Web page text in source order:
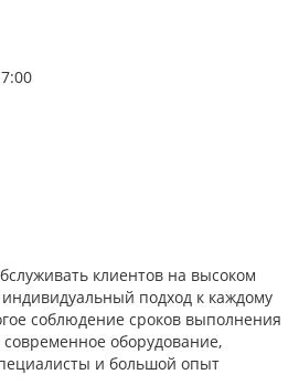
клиентов на высоком
подход к каждому
соблюдение сроков выполнения
оборудование,
и большой опыт